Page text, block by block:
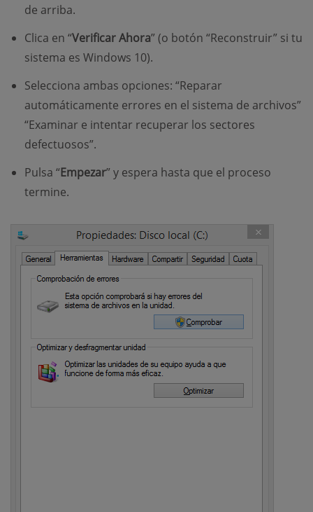
de arriba.
Clica en “Verificar Ahora” (o botón “Reconstruir” si tu
sistema es Windows 10).
Selecciona ambas opciones: “Reparar
automáticamente errores en el sistema de archivos”
“Examinar e intentar recuperar los sectores
defectuosos”.
Pulsa “Empezar” y espera hasta que el proceso
termine.